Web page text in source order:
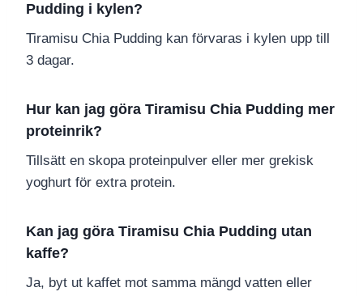
Pudding i kylen?
Tiramisu Chia Pudding kan förvaras i kylen upp till
3 dagar.
Hur kan jag göra Tiramisu Chia Pudding mer
proteinrik?
Tillsätt en skopa proteinpulver eller mer grekisk
yoghurt för extra protein.
Kan jag göra Tiramisu Chia Pudding utan
kaffe?
Ja, byt ut kaffet mot samma mängd vatten eller